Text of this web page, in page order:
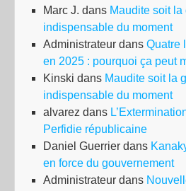
Marc J. dans Maudite soit
indispensable du moment
Administrateur dans Quatre
en 2025 : pourquoi ça peut
Kinski dans Maudite soit la
indispensable du moment
alvarez dans
Perfidie républicaine
Daniel Guerrier dans
en force du gouvernement
Administrateur dans